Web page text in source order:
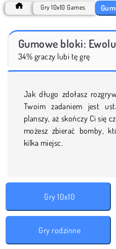
Gry 10x10 Games
Gumowe bloki:
34% graczy lubi tę grę
Jak długo zdołasz
Twoim zadaniem jest
planszy, aż skończy Ci się
możesz zbierać bomby,
kilka miejsc.
Gry 10x10
Gry rodzinne